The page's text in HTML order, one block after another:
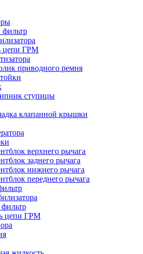
цепи ГРМ
приводного ремня
ступицы
клапанной крышки
верхнего рычага
заднего рычага
нижнего рычага
переднего рычага
цепи ГРМ